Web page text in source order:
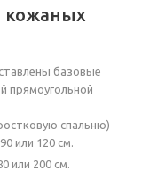
кожаных
базовые
прямоугольной
спальню)
или 120 см.
или 200 см.